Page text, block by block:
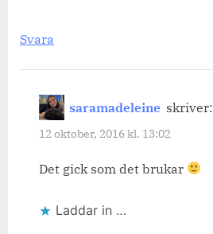
Svara
saramadeleine skriver:
12 oktober, 2016 kl. 13:02
Det gick som det brukar
Laddar in …